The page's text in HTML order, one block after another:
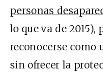
personas
lo que va de 2015),
reconocerse como
sin ofrecer la